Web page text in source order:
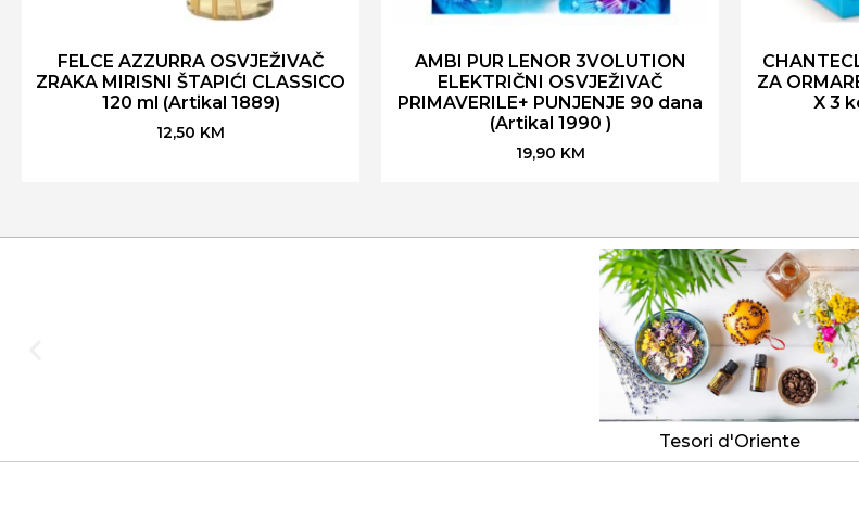
FELCE AZZURRA OSVJEŽIVAČ
ZRAKA MIRISNI ŠTAPIĆI CLASSICO
120 ml (Artikal 1889)
12,50 KM
AMBI PUR LENOR 3VOLUTION
ELEKTRIČNI OSVJEŽIVAČ
PRIMAVERILE+ PUNJENJE 90 dana
(Artikal 1990 )
19,90 KM
ZA
X 3
Tesori d'Oriente